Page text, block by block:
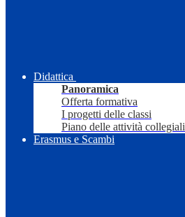
Didattica
Panoramica
Offerta formativa
I progetti delle classi
Piano delle attività collegiali
Erasmus e Scambi